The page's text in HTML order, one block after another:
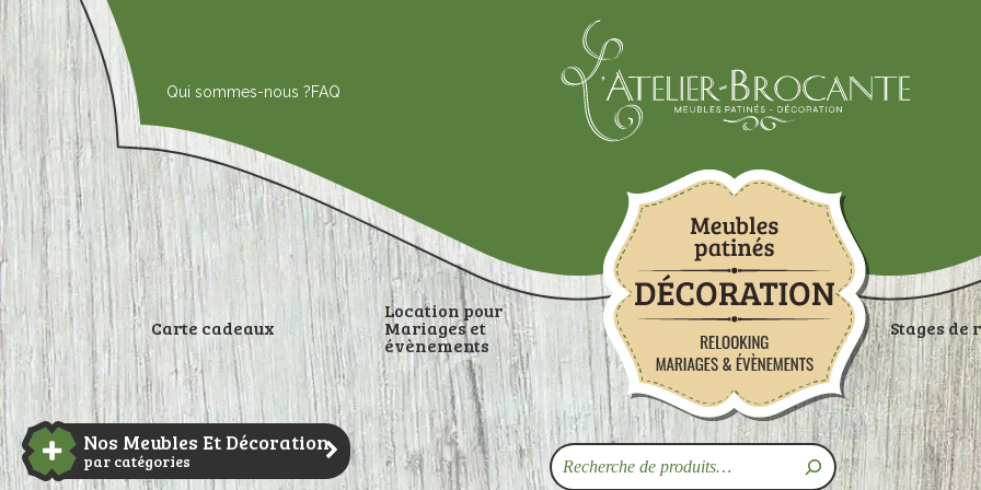
Aller
contenu
Qui sommes-nous ?FAQ
Carte cadeaux
Location pour
Mariages et
évènements
Stages de
Nos Meubles Et Décoration
par catégories DÉCORATION RANGEMENTS TABLES ASSISES
Recherche